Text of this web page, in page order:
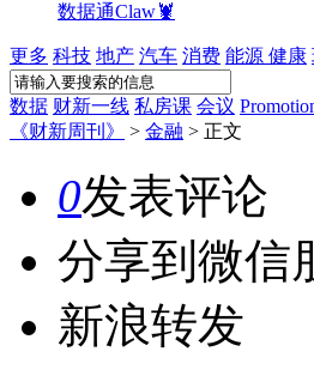
数据通Claw🦞
更多 科技 地产 汽车 消费 能源 健康
数据 财新一线 私房课 会议
《财新周刊》
> 金融 > 正文
0发表评论
分享到微信
新浪转发